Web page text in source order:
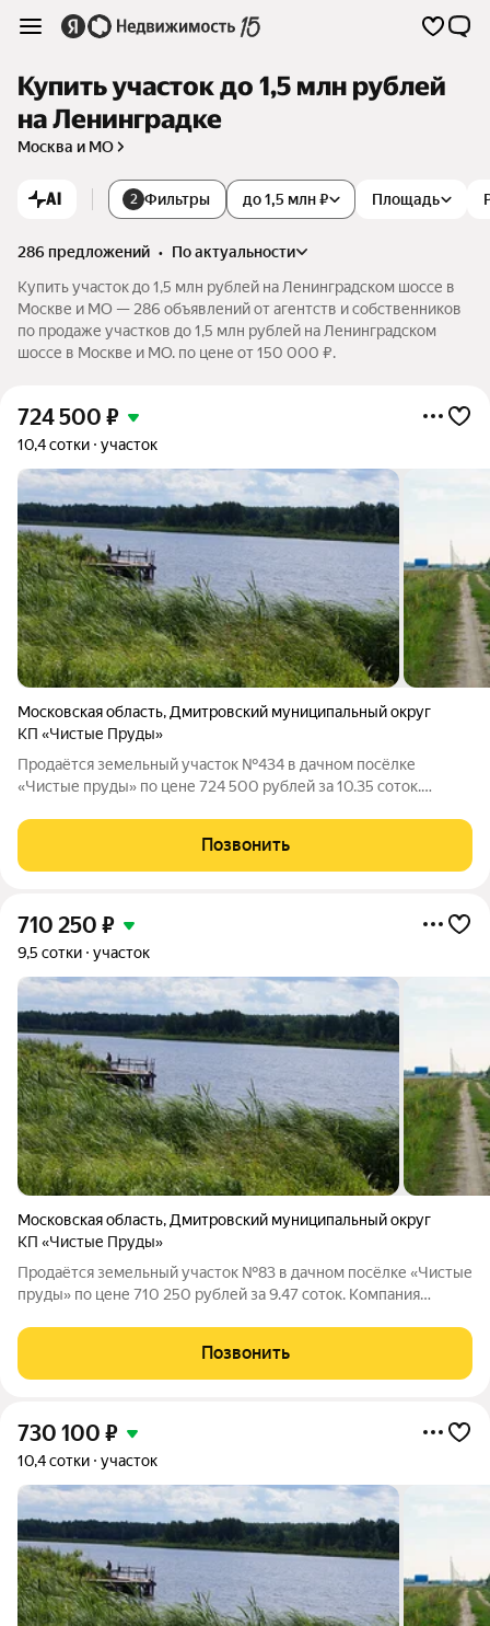
Купить участок до 1,5 млн рублей
на Ленинградке
Москва и МО
AI 2 Фильтры до 1,5 млн ₽ Площадь
286 предложений •
по актуальности
Купить участок до 1,5 млн рублей на Ленинградском шоссе в
Москве и МО — 286 объявлений от агентств и собственников
по продаже участков до 1,5 млн рублей на Ленинградском
шоссе в Москве и МО. по цене от 150 000 ₽.
724 500 ₽
10,4 сотки участок
Московская область, Дмитровский муниципальный округ
КП «Чистые Пруды»
Продаётся земельный участок №434 в дачном посёлке
«Чистые пруды» по цене 724 500 рублей за 10.35 соток.
рассрочки на срок до двух лет с первоначальным взносом от
30% стоимости. Для оформления
Позвонить
710 250 ₽
9,5 сотки участок
Московская область, Дмитровский муниципальный округ
КП «Чистые Пруды»
Продаётся земельный участок №83 в дачном посёлке «Чистые
пруды» по цене 710 250 рублей за 9.47 соток. Компания
на срок до двух лет с первоначальным взносом от 30%
стоимости. Для оформленияПозвонить
730 100 ₽
10,4 сотки участок